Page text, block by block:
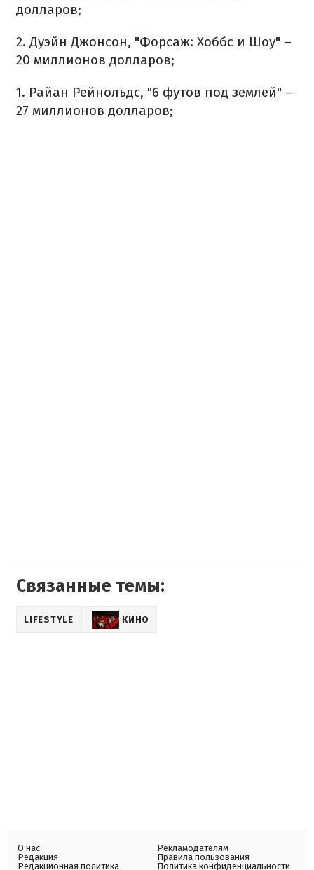
долларов;
2. Дуэйн Джонсон, "Форсаж: Хоббс и Шоу" –
20 миллионов долларов;
1. Райан Рейнольдс, "6 футов под землей" –
27 миллионов долларов;
Связанные темы:
LIFESTYLE КИНО
О нас
Редакция
Редакционная политика
Рекламодателям
Правила пользования
Политика конфиденциальности